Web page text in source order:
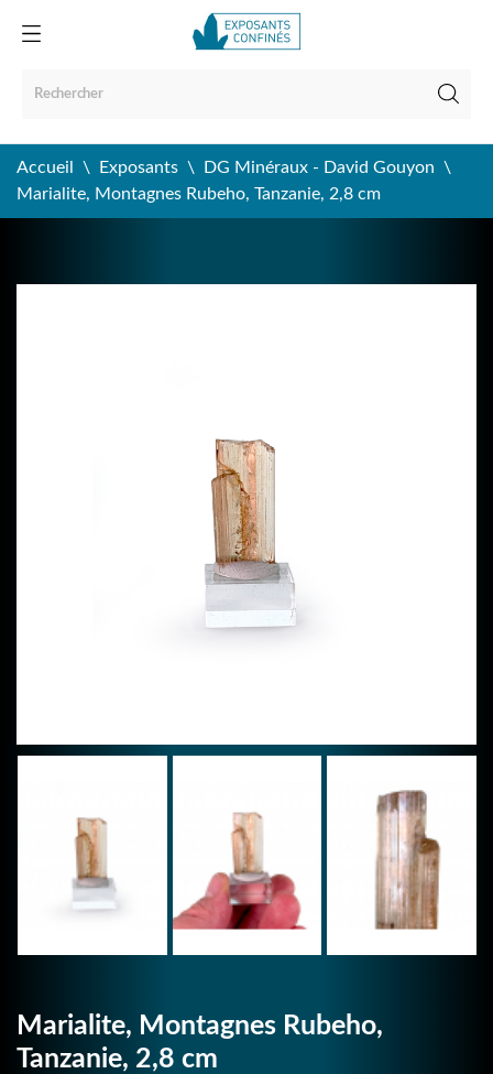
Accueil Exposants
DG Minéraux - David Gouyon
Marialite, Montagnes Rubeho, Tanzanie, 2,8 cm
Marialite, Montagnes Rubeho,
Tanzanie, 2,8 cm